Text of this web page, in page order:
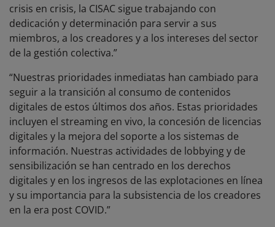
crisis en crisis, la CISAC sigue trabajando con
dedicación y determinación para servir a sus
miembros, a los creadores y a los intereses del sector
de la gestión colectiva.”
“Nuestras prioridades inmediatas han cambiado para
seguir a la transición al consumo de contenidos
digitales de estos últimos dos años. Estas prioridades
incluyen el streaming en vivo, la concesión de licencias
digitales y la mejora del soporte a los sistemas de
información. Nuestras actividades de lobbying y de
sensibilización se han centrado en los derechos
digitales y en los ingresos de las explotaciones en línea
y su importancia para la subsistencia de los creadores
en la era post COVID.”